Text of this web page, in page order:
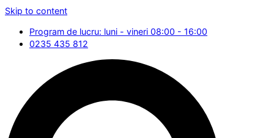
Skip to content
Program de lucru: luni - vineri 08:00 - 16:00
0235 435 812